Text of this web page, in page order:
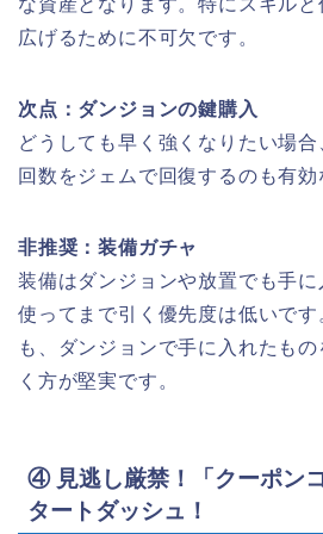
広げるために不可欠です。
次点：ダンジョンの鍵購入
どうしても早く強くなりたい場
回数をジェムで回復するのも有効
非推奨：装備ガチャ
装備はダンジョンや放置でも手
使ってまで引く優先度は低いです
も、ダンジョンで手に入れたも
く方が堅実です。
④ 見逃し厳禁！「クーポン
タートダッシュ！